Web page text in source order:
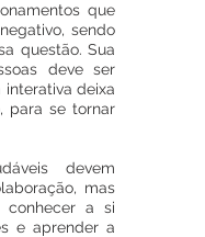
que
sendo
questão. Sua
deve ser
interativa deixa
para se tornar
devem
mas
conhecer a si
e aprender a